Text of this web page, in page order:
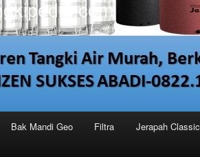
Bak Mandi Geo Filtra Jerapah Classic